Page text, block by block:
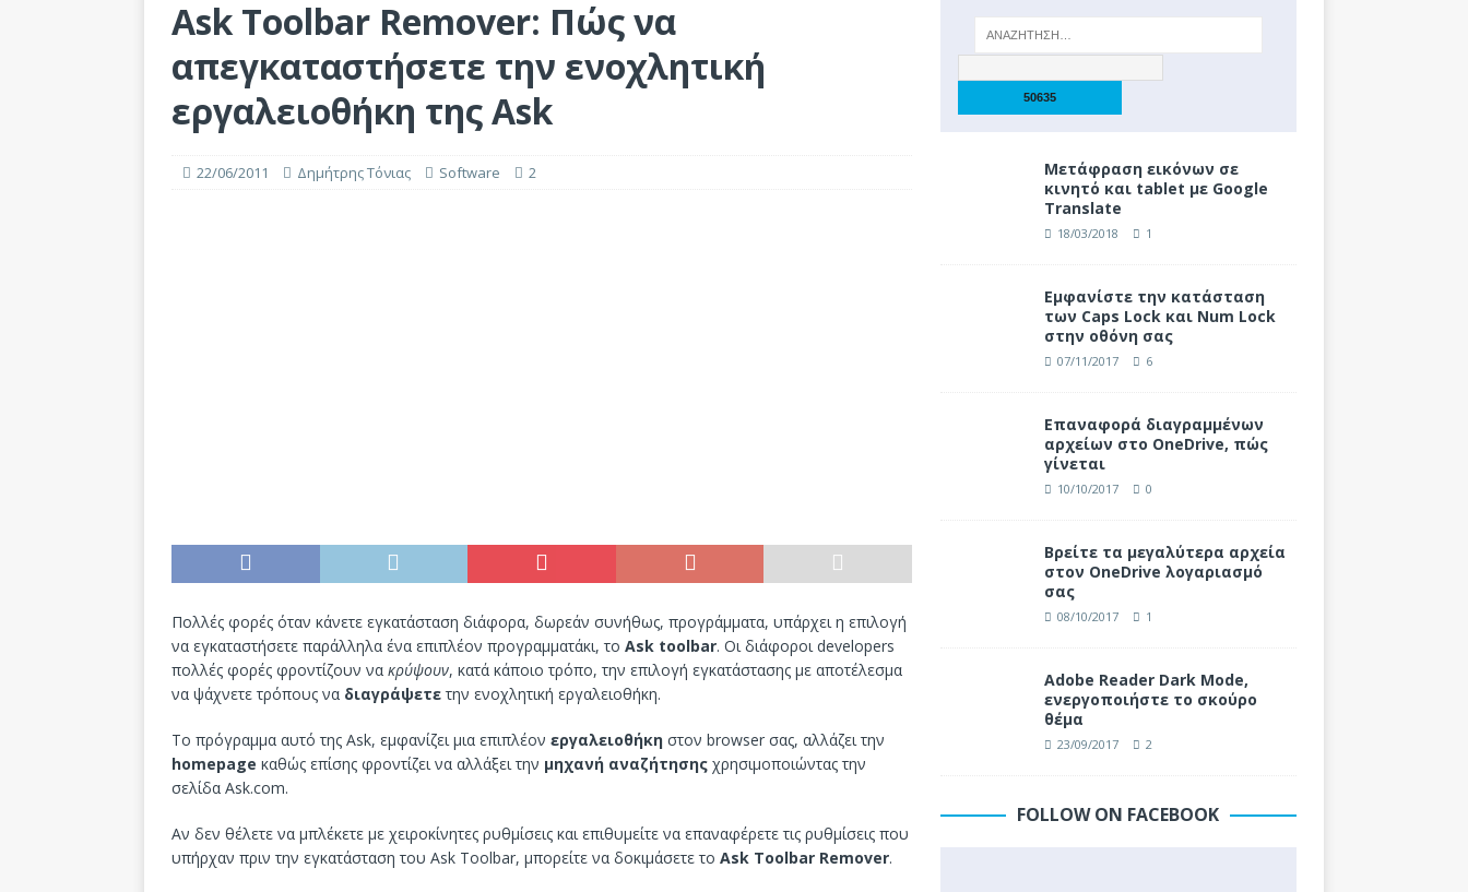
Ask Toolbar Remover: Πώς να
απεγκαταστήσετε την ενοχλητική
εργαλειοθήκη της Ask
22/06/2011 Δημήτρης Τόνιας Software 2
Πολλές φορές όταν κάνετε εγκατάσταση διάφορα, δωρεάν συνήθως, προγράμματα, υπάρχει η επιλογή
να εγκαταστήσετε παράλληλα ένα επιπλέον προγραμματάκι, το Ask toolbar. Οι διάφοροι developers
πολλές φορές φροντίζουν να κρύψουν, κατά κάποιο τρόπο, την επιλογή εγκατάστασης με αποτέλεσμα
να ψάχνετε τρόπους να διαγράψετε την ενοχλητική εργαλειοθήκη.
Το πρόγραμμα αυτό της Ask, εμφανίζει μια επιπλέον εργαλειοθήκη στον browser σας, αλλάζει την
homepage καθώς επίσης φροντίζει να αλλάξει την μηχανή αναζήτησης χρησιμοποιώντας την
σελίδα Ask.com.
Αν δεν θέλετε να μπλέκετε με χειροκίνητες ρυθμίσεις και επιθυμείτε να επαναφέρετε τις ρυθμίσεις που
υπήρχαν πριν την εγκατάσταση του Ask Toolbar, μπορείτε να δοκιμάσετε το Ask Toolbar Remover.
Μετάφραση εικόνων σε
κινητό και tablet με Google
Translate
18/03/2018 1
Eμφανίστε την κατάσταση
των Caps Lock και Num Lock
στην οθόνη σας
07/11/2017 6
Επαναφορά διαγραμμένων
αρχείων στο OneDrive, πώς
γίνεται
10/10/2017 0
Βρείτε τα μεγαλύτερα αρχεία
στον OneDrive λογαριασμό
σας
08/10/2017 1
Adobe Reader Dark Mode,
ενεργοποιήστε το σκούρο
θέμα
23/09/2017 2
FOLLOW ON FACEBOOK